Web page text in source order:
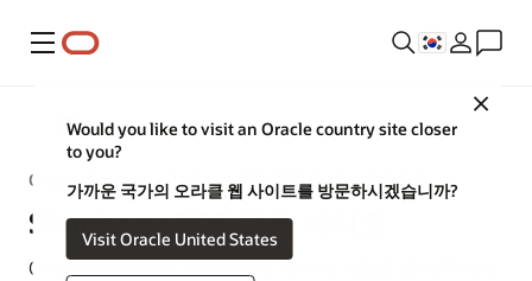
메뉴
Close
Would you like to visit an Oracle country site closer
to you?
가까운 국가의 오라클 웹 사이트를 방문하시겠습니까?
Visit Oracle United States
MICROS
Oracle Simphony POS 시스템의 강력한 성능 활용하기
Simphony POS 교육 비디오
Oracle Simphony 교육 비디오 라이브러리를 찾아주셔서